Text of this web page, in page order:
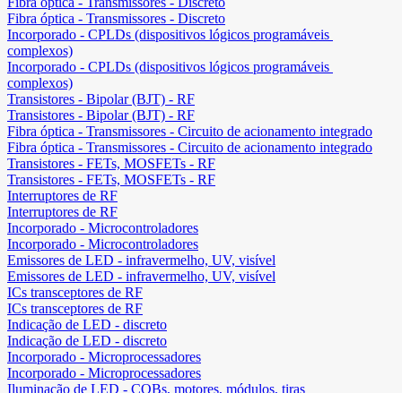
Fibra óptica - Transmissores - Discreto
Incorporado - CPLDs (dispositivos lógicos programáveis ​​
complexos)
Incorporado - CPLDs (dispositivos lógicos programáveis ​​
complexos)
Transistores - Bipolar (BJT) - RF
Transistores - Bipolar (BJT) - RF
Fibra óptica - Transmissores - Circuito de acionamento integrado
Fibra óptica - Transmissores - Circuito de acionamento integrado
Transistores - FETs, MOSFETs - RF
Transistores - FETs, MOSFETs - RF
Interruptores de RF
Interruptores de RF
Incorporado - Microcontroladores
Incorporado - Microcontroladores
Emissores de LED - infravermelho, UV, visível
Emissores de LED - infravermelho, UV, visível
ICs transceptores de RF
ICs transceptores de RF
Indicação de LED - discreto
Indicação de LED - discreto
Incorporado - Microprocessadores
Incorporado - Microprocessadores
Iluminação de LED - COBs, motores, módulos, tiras